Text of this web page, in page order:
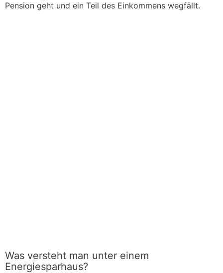
Pension geht und ein Teil des Einkommens wegfällt.
Was versteht man unter einem
Energiesparhaus?